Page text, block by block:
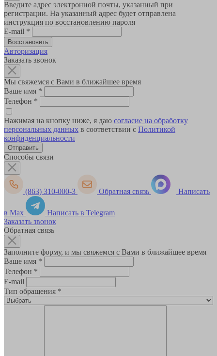
Введите адрес электронной почты, указанный при
регистрации. На указанный адрес будет отправлена
инструкция по восстановлению пароля
E-mail *
Авторизация
Заказать звонок
Мы свяжемся с Вами в ближайшее время
Ваше имя *
Телефон *
Нажимая на кнопку ниже, я даю согласие на обработку
персональных данных в соответствии с Политикой
конфиденциальности
Способы связи
(863) 310-000-3 Обратная связь Написать
в Max
Написать в Telegram
Заказать звонок
Обратная связь
Заполните форму, и мы свяжемся с Вами в ближайшее время
Ваше имя *
Телефон *
E-mail
Тип обращения *